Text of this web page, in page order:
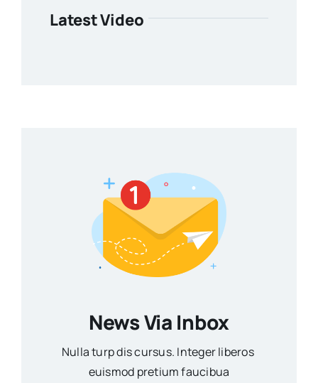
Latest Video
News Via Inbox
Nulla turp dis cursus. Integer liberos
euismod pretium faucibua